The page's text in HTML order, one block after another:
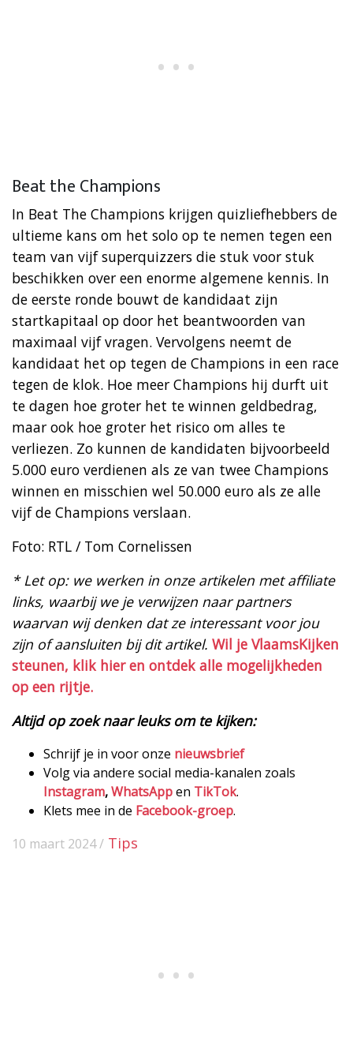
Beat the Champions
In Beat The Champions krijgen quizliefhebbers de
ultieme kans om het solo op te nemen tegen een
team van vijf superquizzers die stuk voor stuk
beschikken over een enorme algemene kennis. In
de eerste ronde bouwt de kandidaat zijn
startkapitaal op door het beantwoorden van
maximaal vijf vragen. Vervolgens neemt de
kandidaat het op tegen de Champions in een race
tegen de klok. Hoe meer Champions hij durft uit
te dagen hoe groter het te winnen geldbedrag,
maar ook hoe groter het risico om alles te
verliezen. Zo kunnen de kandidaten bijvoorbeeld
5.000 euro verdienen als ze van twee Champions
winnen en misschien wel 50.000 euro als ze alle
vijf de Champions verslaan.
Foto: RTL / Tom Cornelissen
* Let op: we werken in onze artikelen met affiliate
links, waarbij we je verwijzen naar partners
waarvan wij denken dat ze interessant voor jou
zijn of aansluiten bij dit artikel. Wil je VlaamsKijken
steunen, klik hier en ontdek alle mogelijkheden
op een rijtje.
Altijd op zoek naar leuks om te kijken:
Schrijf je in voor onze nieuwsbrief
Volg via andere social media-kanalen zoals
Instagram,WhatsAppen TikTok.
Klets mee in de Facebook-groep.
10 maart 2024 / Tips